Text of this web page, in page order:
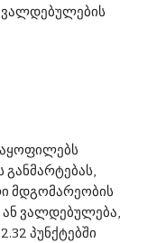
განმარტებას,
მდგომარეობის
ან ვალდებულება,
პუნქტებში